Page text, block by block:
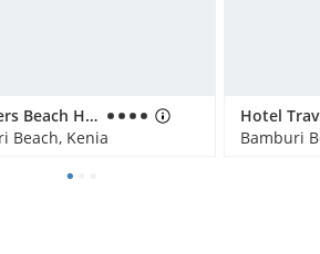
Travellers Beach Hotel & Club
Beach, Kenia
Bamburi